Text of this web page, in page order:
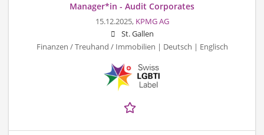
Manager*in - Audit Corporates
15.12.2025, KPMG AG
St. Gallen
Finanzen / Treuhand / Immobilien | Deutsch | Englisch